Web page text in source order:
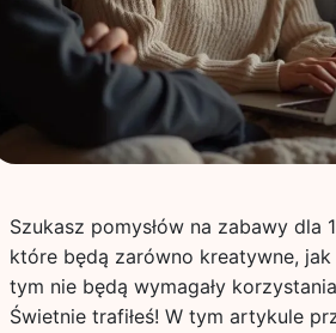
Szukasz pomysłów na zabawy dla
które będą zarówno kreatywne,
tym nie będą wymagały
Świetnie trafiłeś! W tym artykule